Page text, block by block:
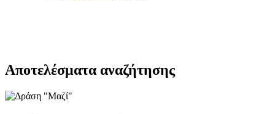
Αποτελέσματα αναζήτησης